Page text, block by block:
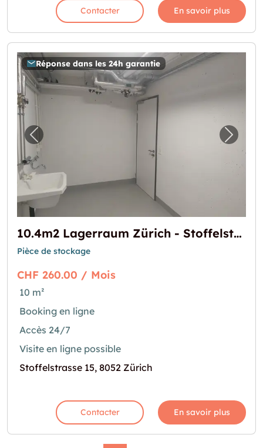
Contacter En savoir plus
Réponse dans les 24h garantie
Image précédente pour "10.4m2
10.4m2 Lagerraum Zürich - Stoffelstrasse 15
Pièce de stockage
CHF 260.00 / Mois
10 m²
Booking en ligne
Accès 24/7
Visite en ligne possible
Stoffelstrasse 15, 8052 Zürich
Contacter En savoir plus